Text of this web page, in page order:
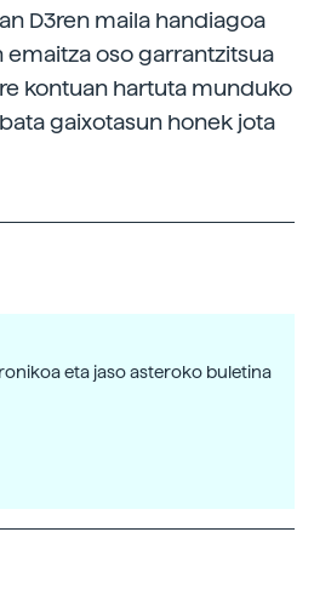
D3ren maila handiagoa
emaitza oso garrantzitsua
kontuan hartuta munduko
gaixotasun honek jota
eta jaso asteroko buletina